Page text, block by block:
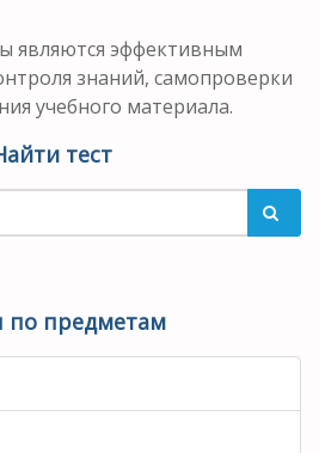
являются эффективным
знаний, самопроверки
учебного материала.
тест
по предметам